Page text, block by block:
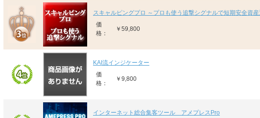
スキャルピングプロ ～プロも使う追撃シグナルで短期安全資
価
格：
￥59,800
KAI流インジケーター
価
格：
￥9,800
インターネット総合集客ツール アメプレスPro